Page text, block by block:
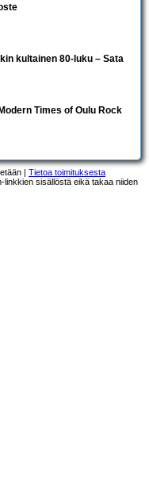
kultainen 80-luku – Sata
Times of Oulu Rock
| Tietoa toimituksesta
linkkien sisällöstä eikä takaa niiden